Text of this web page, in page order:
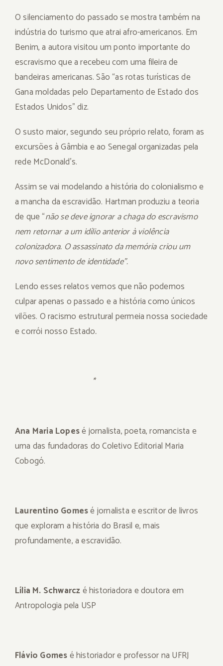
O silenciamento do passado se mostra também na
indústria do turismo que atrai afro-americanos. Em
Benim, a autora visitou um ponto importante do
escravismo que a recebeu com uma fileira de
bandeiras americanas. São “as rotas turísticas de
Gana moldadas pelo Departamento de Estado dos
Estados Unidos” diz.
O susto maior, segundo seu próprio relato, foram as
excursões à Gâmbia e ao Senegal organizadas pela
rede McDonald’s.
Assim se vai modelando a história do colonialismo e
a mancha da escravidão. Hartman produziu a teoria
de que “não se deve ignorar a chaga do escravismo
nem retornar a um idílio anterior à violência
colonizadora. O assassinato da memória criou um
novo sentimento de identidade”.
Lendo esses relatos vemos que não podemos
culpar apenas o passado e a história como únicos
vilões. O racismo estrutural permeia nossa sociedade
e corrói nosso Estado.
*
Ana Maria Lopesé jornalista, poeta, romancista e
uma das fundadoras do Coletivo Editorial Maria
Cobogó.
Laurentino Gomesé jornalista e escritor de livros
que exploram a história do Brasil e, mais
profundamente, a escravidão.
Lília M. Schwarczé historiadora e doutora em
Antropologia pela USP
Flávio Gomesé historiador e professor na UFRJ